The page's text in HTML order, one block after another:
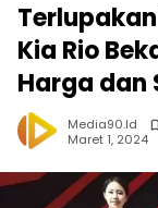
Kia Rio
Harga dan
Media90.id
Maret 1, 2024